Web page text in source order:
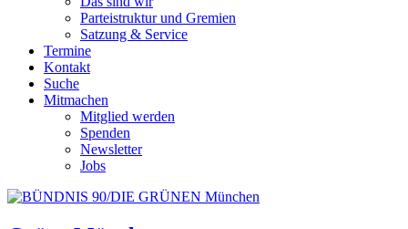
Parteistruktur und Gremien
Satzung & Service
Termine
Kontakt
Suche
Mitmachen
Mitglied werden
Spenden
Newsletter
Jobs